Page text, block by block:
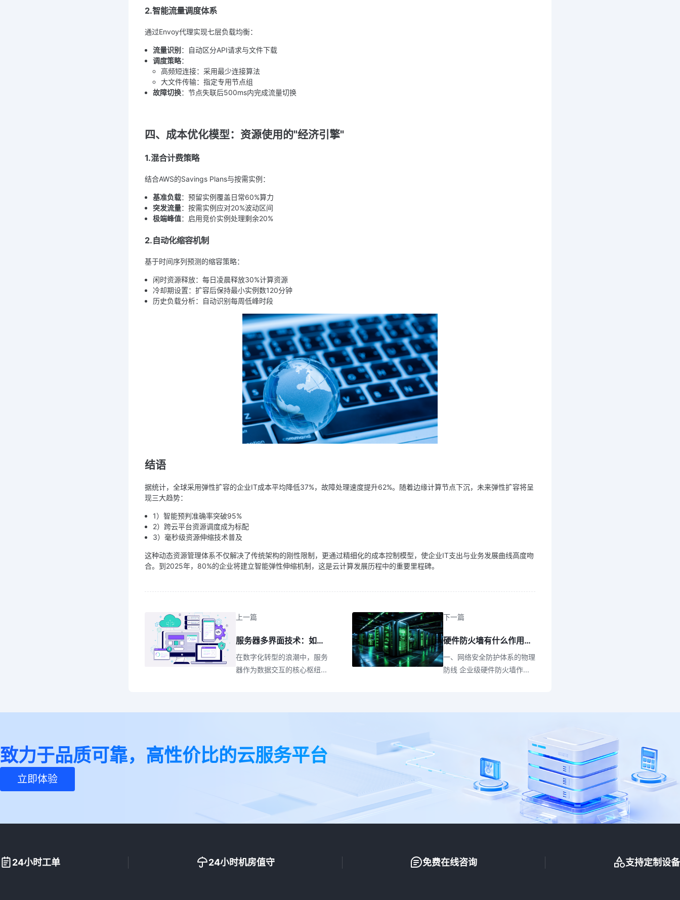
2.智能流量调度体系
通过Envoy代理实现七层负载均衡：
流量识别 ：自动区分API请求与文件下载
调度策略：
高频短连接：采用最少连接算法
大文件传输：指定专用节点组
故障切换：节点失联后500ms内完成流量切换
四、成本优化模型：资源使用的"经济引擎"
1.混合计费策略
结合AWS的Savings Plans与按需实例：
基准负载：预留实例覆盖日常60%算力
突发流量：按需实例应对20%波动区间
极端峰值：启用竞价实例处理剩余20%
2.自动化缩容机制
基于时间序列预测的缩容策略：
闲时资源释放：每日凌晨释放30%计算资源
冷却期设置：扩容后保持最小实例数120分钟
历史负载分析：自动识别每周低峰时段
结语
据统计，全球采用弹性扩容的企业IT成本平均降低37%，故障处理速度提升62%。随着边缘计算节点下沉，未来弹性扩容将呈
现三大趋势：
1）智能预判准确率突破95%
2）跨云平台资源调度成为标配
3）毫秒级资源伸缩技术普及
这种动态资源管理体系不仅解决了传统架构的刚性限制，更通过精细化的成本控制模型，使企业IT支出与业务发展曲线高度吻
合。到2025年，80%的企业将建立智能弹性伸缩机制，这是云计算发展历程中的重要里程碑。
上一篇
服务器多界面技术：如何构建高可用网络架构？
在数字化转型的浪潮中，服务
器作为数据交互的核心枢纽...
下一篇
硬件防火墙有什么作用？企业级防火墙类型详解
一、网络安全防护体系的物理
防线 企业级硬件防火墙作...
致力于品质可靠，高性价比的云服务平台
立即体验
24小时工单 24小时机房值守 免费在线咨询 支持定制设备